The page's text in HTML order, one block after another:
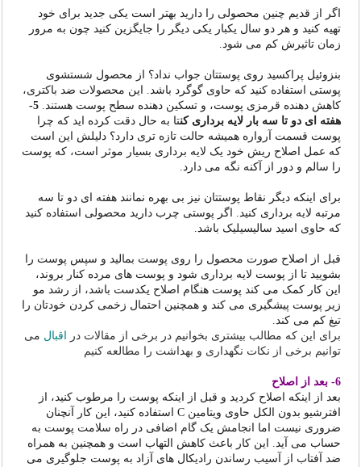
اگر از قدیم چنین محصولی را دارید بهتر است یکی جدید برای خود
تهیه کنید و هر دو سال یکبار یکی دیگر را جایگزین کنید چون به مرور
زمان تاثیرش کم می شود.
بنزوئیل پراکسید روی پوستتان جواب نداد؟ از محصول شستشوی
پوستی استفاده کنید که حاوی گوگرد باشد. این محصولات ضد باکتری،
کاهش دهنده قرمزی پوست، و تسکین دهنده سطح پوست هستند.
5-
هفته ای دو تا سه بار لایه برداری کنتا به حال دقت کرده اید که چرا
پوست قسمت آرواره همیشه حالت تازه تری دارد؟ دلیلش این است
که عمل اصلاح ریش خود یک لایه برداری بسیار موثر است، که پوست
را سالم و دور از آکنه نگه می دارد.
برای اینکه دیگر نقاط پوستتان نیز بی بهره نمانند هفته ای دو تا سه
مرتبه لایه برداری کنید. اگر پوستی چرب دارید محصولی استفاده کنید
که حاوی اسید سالیسیلیک باشد.
قبل از اصلاح صورت محصول را روی پوست بمالید و سپس پوست را
بشویید تا از پوست لایه برداری شود و پوست های مرده کنار بروند،
این کار کمک می کند پوست هنگام اصلاح یکدست باشد، از رشد مو
زیر پوست پیشگیری می کند و همچنین احتمال زخمی کردن خودتان را
تیغ کم می کند.
برای این که مطالب بیشتری بخوانیم در برخی از مقالات در اقبال می
توانیم برخی از نکات نگهداری و بهداشت را مطالعه کنیم
6- بعد از اصلاح
بعد از اینکه اصلاح کردید و قبل از اینکه پوست را مرطوب کنید، از
افترشیو بدون الکل حاوی ویتامین C استفاده کنید، این کار آنچنان
ضروری نیست اما انجامش یک گام اضافی در راه سلامت پوست به
حساب می آید. این کار باعث کاهش التهاب است و همچنین به همراه
ضد آفتاب از آسیب رساندن رادیکال های آزاد به پوست جلوگیری می